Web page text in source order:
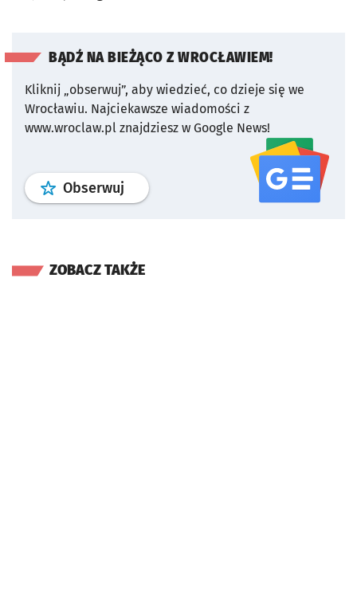
BĄDŹ NA BIEŻĄCO Z WROCŁAWIEM!
Kliknij „obserwuj”, aby wiedzieć, co dzieje się we
Wrocławiu. Najciekawsze wiadomości z
www.wroclaw.pl znajdziesz w Google News!
Obserwuj profil serwisu
ZOBACZ TAKŻE